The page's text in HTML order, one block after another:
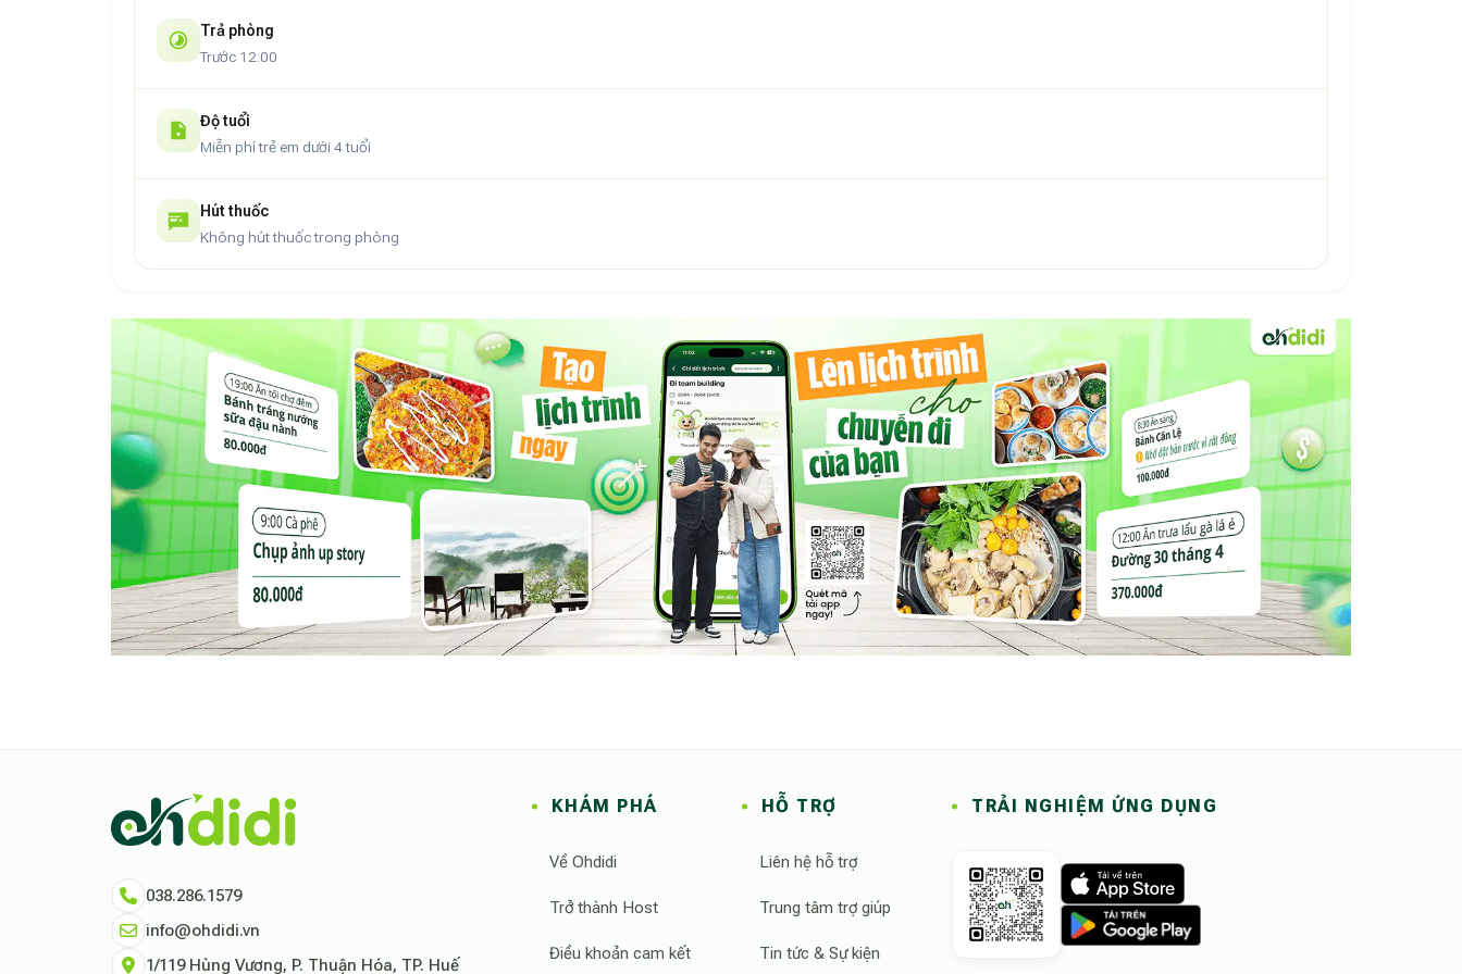
trải nghiệm: từ chiếc giường êm, tiện nghi đủ đầy, đến vị trí linh hoạt dễ kết nối. Đây là lựa chọn đáng tin
cậy cho những ai muốn khám phá thành phố miền núi phía Bắc mà vẫn đảm bảo sự thoải mái, riêng tư và
Trả phòng
Trước 12:00
Độ tuổi
Miễn phí trẻ em dưới 4 tuổi
Hút thuốc
Không hút thuốc trong phòng
038.286.1579
info@ohdidi.vn
1/119 Hùng Vương, P. Thuận Hóa, TP. Huế
KHÁM PHÁ
Về Ohdidi
Trở thành Host
Điều khoản cam kết
HỖ TRỢ
Liên hệ hỗ trợ
Trung tâm trợ giúp
Tin tức & Sự kiện
TRẢI NGHIỆM ỨNG DỤNG